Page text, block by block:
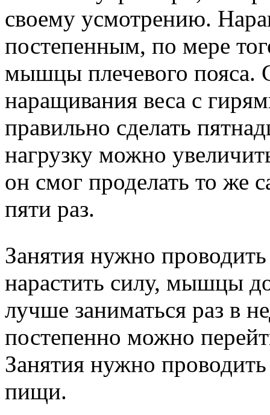
своему усмотрению.
постепенным, по мере
мышцы плечевого пояса.
наращивания веса с
правильно сделать
нагрузку можно
он смог проделать то же
пяти раз.
Занятия нужно
нарастить силу, мышцы
лучше заниматься раз в
постепенно можно
Занятия нужно
пищи.